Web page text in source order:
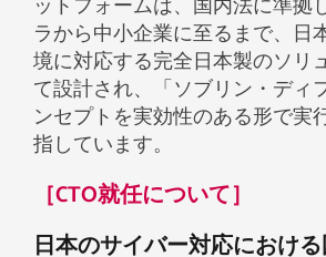
ラから中小企業に至るまで、日
境に対応する完全日本製のソリ
て設計され、「ソブリン・ディ
ンセプトを実効性のある形で実
指しています。
［CTO就任について］
日本のサイバー対応におけ